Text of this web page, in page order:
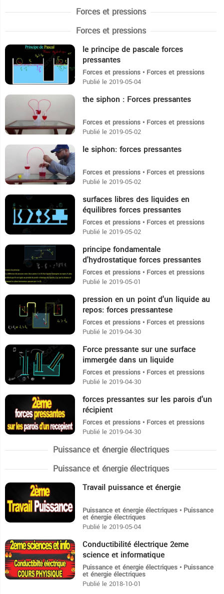
Forces et pressions
Forces et pressions
le principe de pascale forces
pressantes
Forces et pressions • Forces et pressions
Publié le 2019-05-04
the siphon : Forces pressantes
Forces et pressions • Forces et pressions
Publié le 2019-05-02
le siphon: forces pressantes
Forces et pressions • Forces et pressions
Publié le 2019-05-02
4:57 surfaces libres des liquides en
équilibres forces pressantes
Forces et pressions • Forces et pressions
Publié le 2019-05-02
principe fondamentale
d'hydrostatique forces pressantes
2eme sciences
Forces et pressions • Forces et pressions
Publié le 2019-05-01
pression en un point d'un liquide au
repos: forces pressantese
Forces et pressions • Forces et pressions
Publié le 2019-04-30
4:42 Force pressante sur une surface
immergée dans un liquide
Forces et pressions • Forces et pressions
Publié le 2019-04-30
forces pressantes sur les parois d'un
récipient
Forces et pressions • Forces et pressions
Publié le 2019-04-30
Puissance et énergie électriques
Puissance et énergie électriques
Travail puissance et énergie
Puissance et énergie électriques • Puissance
et énergie électriques
Publié le 2019-05-04
7:51 Conductibilité électrique 2eme
science et informatique
Puissance et énergie électriques • Puissance
et énergie électriques
Publié le 2018-10-01